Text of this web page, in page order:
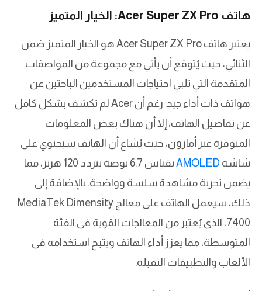
هاتف Acer Super ZX Pro: الخيار المتميز
يعتبر هاتف Acer Super ZX Pro هو الخيار المتميز ضمن
الثنائي، حيث يُتوقع أن يأتي مع مجموعة من المواصفات
المتقدمة التي تلبي احتياجات المستخدمين الباحثين عن
هواتف ذات أداء جيد. رغم أن Acer لم تكشف بشكل كامل
عن تفاصيل الهاتف، إلا أن هناك بعض المعلومات
المتوفرة عبر أمازون، حيث يُشاع أن الهاتف سيحتوي على
شاشة AMOLED
بقياس 6.7 بوصة بتردد 120 هرتز، مما
يضمن تجربة مشاهدة سلسة وواضحة. بالإضافة إلى
ذلك، سيعمل الهاتف على معالج MediaTek Dimensity
7400، الذي يُعتبر من المعالجات القوية في الفئة
المتوسطة، مما يعزز أداء الهاتف ويتيح استخدامه في
الألعاب والتطبيقات الثقيلة.